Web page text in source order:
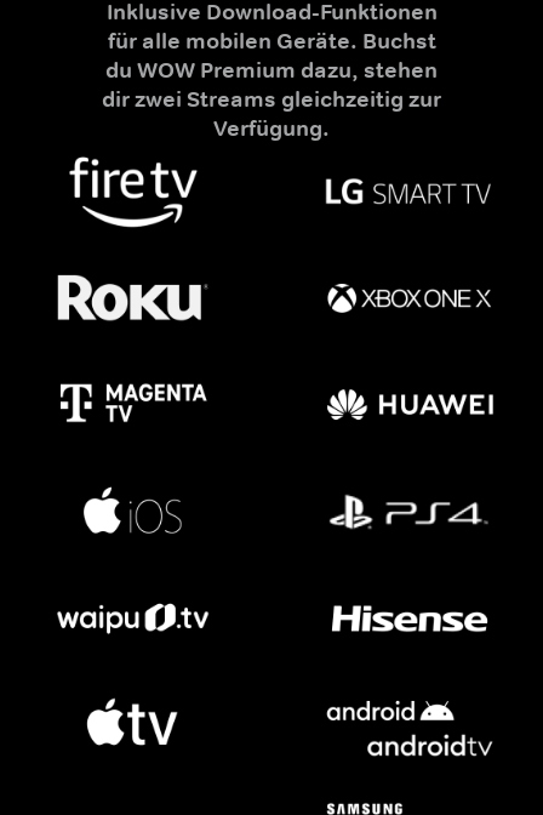
Inklusive Download-Funktionen
für alle mobilen Geräte. Buchst
du WOW Premium dazu, stehen
dir zwei Streams gleichzeitig zur
Verfügung.